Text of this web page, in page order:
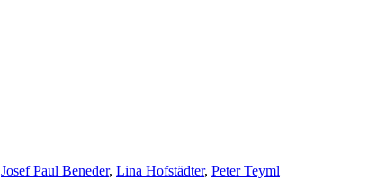
Josef Paul Beneder, Lina Hofstädter, Peter Teyml